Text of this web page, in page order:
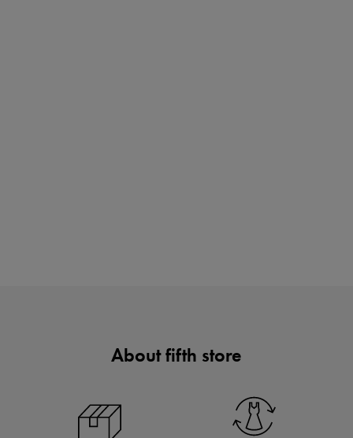
About fifth store